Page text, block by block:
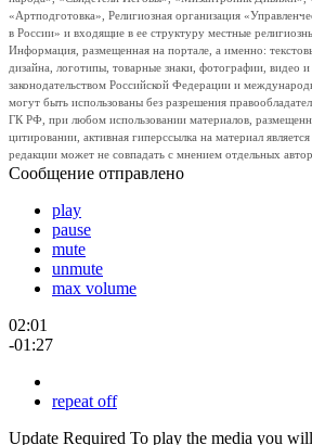
«Артподготовка», Религиозная организация
в России» и входящие в ее структуру местные
Информация, размещенная на портале, а именно:
дизайна, логотипы, товарные знаки, фотографии, видео
законодательством Российской Федерации и
могут быть использованы без разрешения
ГК РФ, при любом использовании материалов,
цитировании, активная гиперссылка на материал
редакции может не совпадать с мнением отдельных
Сообщение отправлено
play
pause
mute
unmute
max volume
02:01
-01:27
repeat off
Update Required To play the media you